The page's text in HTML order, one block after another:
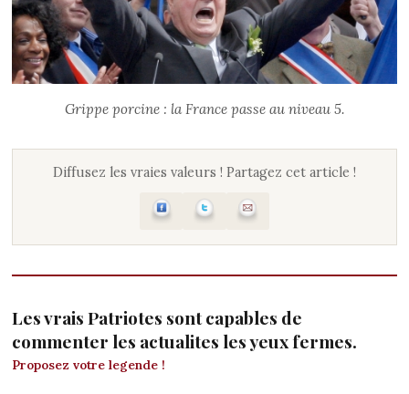
Grippe porcine : la France passe au niveau 5.
Diffusez les vraies valeurs ! Partagez cet article !
Les vrais Patriotes sont capables de
commenter les actualites les yeux fermes.
Proposez votre legende !